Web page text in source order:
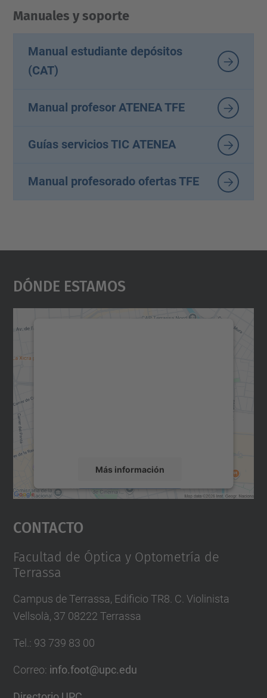
Manuales y soporte
Manual estudiante depósitos
(CAT)
Manual profesor ATENEA TFE
Guías servicios TIC ATENEA
Manual profesorado ofertas TFE
Dónde Estamos
Más información
Aceptar
powered by
Contacto
Facultad de Óptica y Optometría de
Terrassa
Campus de Terrassa, Edificio TR8. C. Violinista
Vellsolà, 37 08222 Terrassa
Tel. : 93 739 83 00
Correo: info.foot@upc.edu